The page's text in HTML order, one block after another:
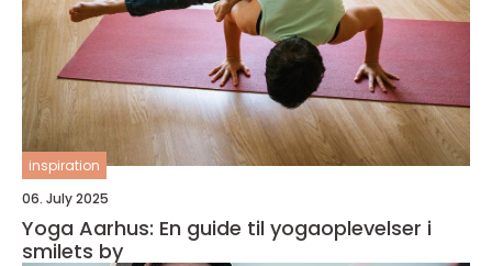
inspiration
06. July 2025
Yoga Aarhus: En guide til yogaoplevelser i
smilets by